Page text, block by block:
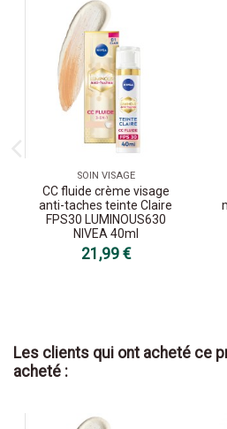
SOIN VISAGE
CC fluide crème visage
anti-taches teinte Claire
FPS30 LUMINOUS630
NIVEA 40ml
21,99 €
Les clients qui ont acheté ce
acheté :